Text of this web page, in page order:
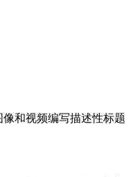
和视频编写描述性标题